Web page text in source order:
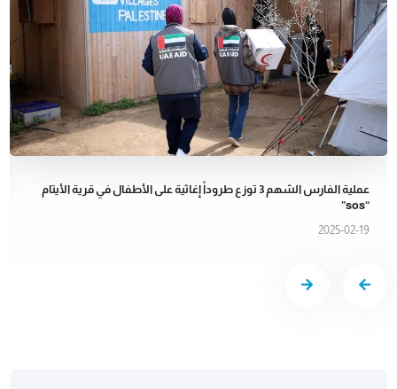
عملية الفارس الشهم 3 توزع طروداً إغاثية على الأطفال في قرية الأيتام
“sos”
2025-02-19